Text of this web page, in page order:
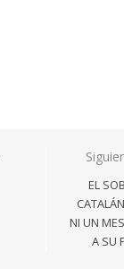
EL
NI UN
A SU